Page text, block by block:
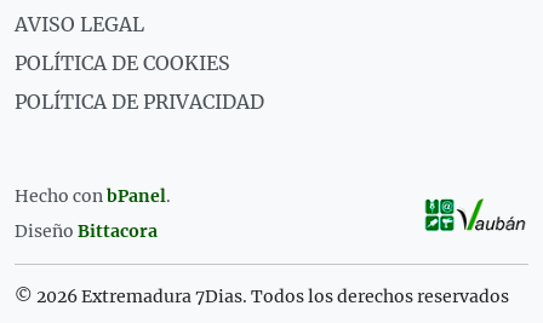
AVISO LEGAL
POLÍTICA DE COOKIES
POLÍTICA DE PRIVACIDAD
Hecho conbPanel.
Diseño Bittacora
© 2026 Extremadura 7Dias. Todos los derechos reservados